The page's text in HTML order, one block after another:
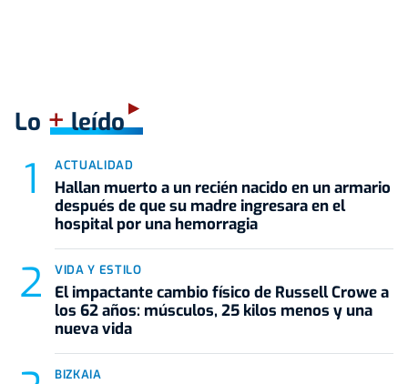
Lo +leído
ACTUALIDAD
Hallan muerto a un recién nacido en un armario
después de que su madre ingresara en el
hospital por una hemorragia
VIDA Y ESTILO
El impactante cambio físico de Russell Crowe a
los 62 años: músculos, 25 kilos menos y una
nueva vida
BIZKAIA